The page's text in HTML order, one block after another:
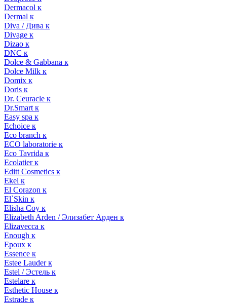
Dermacol к
Dermal к
Diva / Дива к
Divage к
Dizao к
DNC к
Dolce & Gabbana к
Dolce Milk к
Domix к
Doris к
Dr. Ceuracle к
Dr.Smart к
Easy spa к
Echoice к
Eco branch к
ECO laboratorie к
Eco Tavrida к
Ecolatier к
Editt Cosmetics к
Ekel к
El Corazon к
El`Skin к
Elisha Coy к
Elizabeth Arden / Элизабет Арден к
Elizavecca к
Enough к
Epoux к
Essence к
Estee Lauder к
Estel / Эстель к
Estelare к
Esthetic House к
Estrade к